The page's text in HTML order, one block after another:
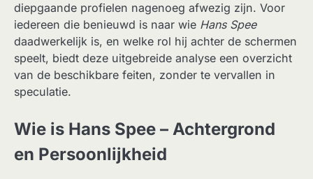
diepgaande profielen nagenoeg afwezig zijn. Voor
iedereen die benieuwd is naar wie Hans Spee
daadwerkelijk is, en welke rol hij achter de schermen
speelt, biedt deze uitgebreide analyse een overzicht
van de beschikbare feiten, zonder te vervallen in
speculatie.
Wie is Hans Spee – Achtergrond
en Persoonlijkheid